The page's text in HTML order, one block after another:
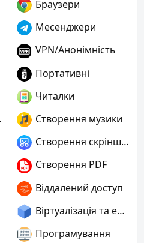
Браузери
Месенджери
VPN/Анонімність
Портативні
Читалки
Створення музики
Створення скріншотів
Створення PDF
Віддалений доступ
Віртуалізація та емуляція
Програмування